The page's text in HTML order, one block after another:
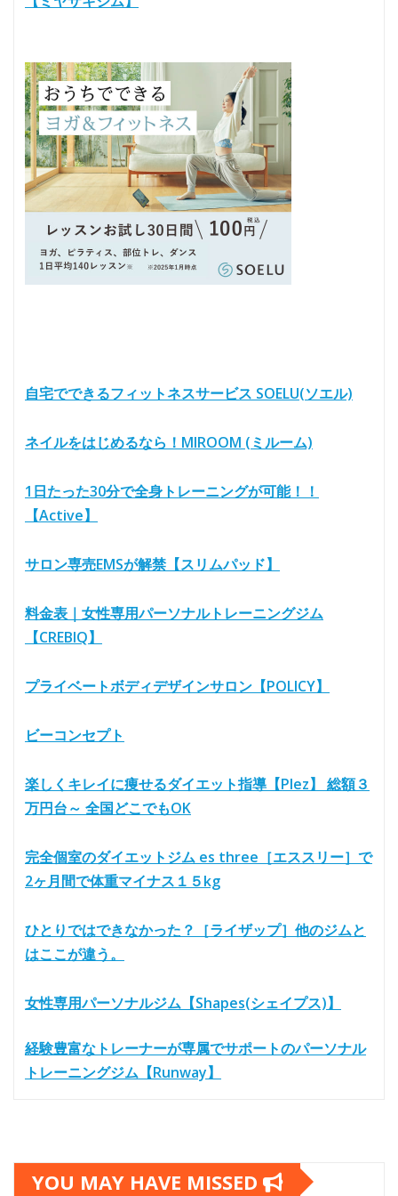
自宅でできるフィットネスサービス SOELU(ソエル)
ネイルをはじめるなら！MIROOM (ミルーム)
1日たった30分で全身トレーニングが可能！！
【Active】
サロン専売EMSが解禁【スリムパッド】
料金表｜女性専用パーソナルトレーニングジム
【CREBIQ】
プライベートボディデザインサロン【POLICY】
ビーコンセプト
楽しくキレイに痩せるダイエット指導【Plez】 総額３
万円台～ 全国どこでもOK
完全個室のダイエットジム es three［エススリー］で
2ヶ月間で体重マイナス１５kg
ひとりではできなかった？［ライザップ］他のジムと
はここが違う。
女性専用パーソナルジム【Shapes(シェイプス)】
経験豊富なトレーナーが専属でサポートのパーソナル
トレーニングジム【Runway】
YOU MAY HAVE MISSED